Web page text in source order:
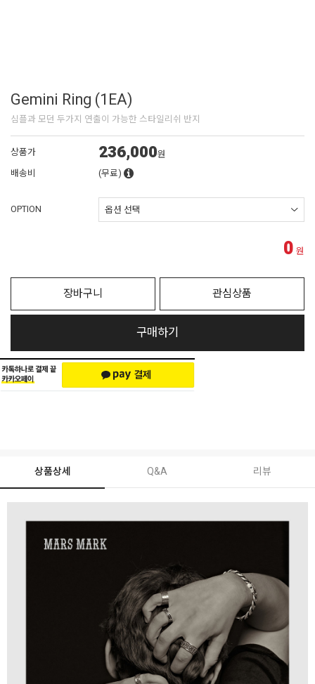
Gemini Ring (1EA)
심플과 모던 두가지 연출이 가능한 스타일리쉬 반지
상품가 236,000원
배송비
(무료)
OPTION
0 원
장바구니 관심상품
구매하기
상품상세 Q&A 리뷰